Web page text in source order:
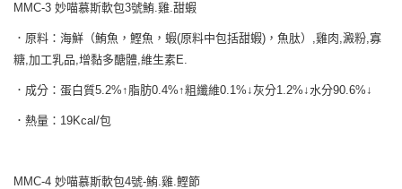
時審查核予不同之上限額度；若仍有額度不足之情形，本公司將視審查結果
請求用戶進行身份認證。
５．嚴禁一人註冊多個帳號或使用他人資訊註冊。若發現惡意使用之情形，
恩沛科技股份有限公司將有權停止該用戶之使用額度並採取法律行動。
MMC-3 妙喵慕斯軟包3號鮪.雞.甜蝦
．原料：海鮮（鮪魚，鰹魚，蝦(原料中包括甜蝦)，魚肽）,雞肉,澱粉,寡
糖,加工乳品,增黏多醣體,維生素E.
．成分：蛋白質5.2%↑脂肪0.4%↑粗纖維0.1%↓灰分1.2%↓水分90.6%↓
．熱量：19Kcal/包
MMC-4 妙喵慕斯軟包4號-鮪.雞.鰹節